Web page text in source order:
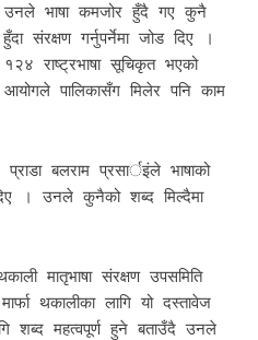
उनले भाषा कमजोर हुँदै गए कुनै
संरक्षण गर्नुपर्नेमा जोड दिए ।
राष्ट्रभाषा सूचिकृत भएको
पालिकासँग मिलेर पनि काम
प्राडा बलराम प्रसार्इंले भाषाको
। उनले कुनैको शब्द मिल्दैमा
मातृभाषा संरक्षण उपसमिति
थकालीका लागि यो दस्तावेज
शब्द महत्वपूर्ण हुने बताउँदै उनले